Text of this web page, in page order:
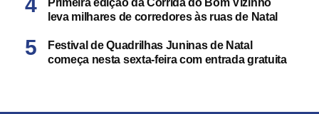
Primeira edição da Corrida do Bom Vizinho
leva milhares de corredores às ruas de Natal
Festival de Quadrilhas Juninas de Natal
começa nesta sexta-feira com entrada gratuita